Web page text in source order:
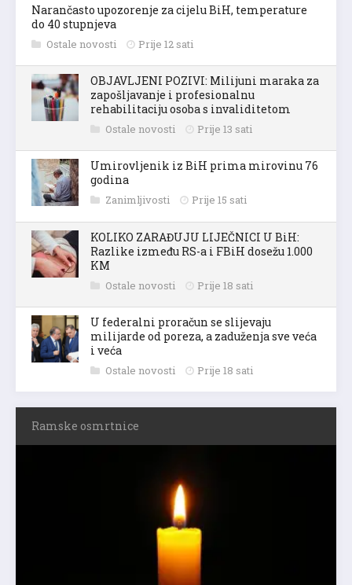
Narančasto upozorenje za cijelu BiH, temperature
do 40 stupnjeva
Ostale novosti Prije 12 sati
OBJAVLJENI POZIVI: Milijuni maraka za
zapošljavanje i profesionalnu
rehabilitaciju osoba s invaliditetom
Ostale novosti Prije 13 sati
Umirovljenik iz BiH prima mirovinu 76
godina
Zanimljivosti Prije 15 sati
KOLIKO ZARAĐUJU LIJEČNICI U BiH:
Razlike između RS-a i FBiH dosežu 1.000
KM
Ostale novosti Prije 18 sati
U federalni proračun se slijevaju
milijarde od poreza, a zaduženja sve veća
i veća
Ostale novosti Prije 18 sati
Ramske osmrtnice